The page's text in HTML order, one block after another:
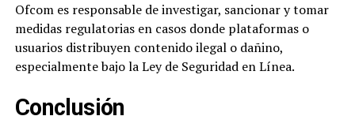
Ofcom es responsable de investigar, sancionar y tomar
medidas regulatorias en casos donde plataformas o
usuarios distribuyen contenido ilegal o dañino,
especialmente bajo la Ley de Seguridad en Línea.
Conclusión